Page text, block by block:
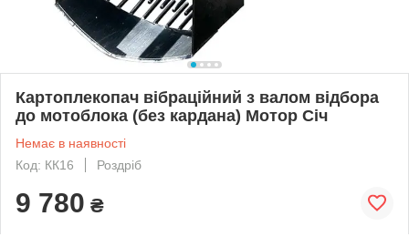
Картоплекопач вібраційний з валом відбора
до мотоблока (без кардана) Мотор Січ
Немає в наявності
Код: КК16
Роздріб
9 780 ₴